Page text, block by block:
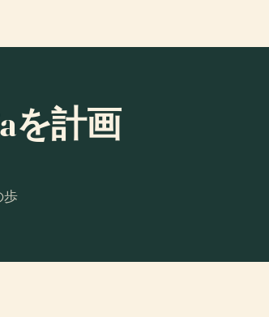
を計画
歩